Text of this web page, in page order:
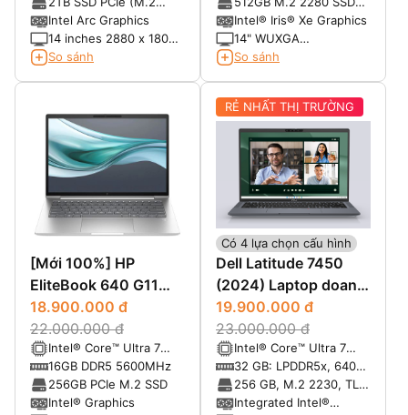
GHz
2280)
Intel Arc Graphics
14 inches 2880 x 1800
pixels Tấm nền Oled
So sánh
upgradable
PCIe® NVMe®, PCIe®
4.0
Intel® Iris® Xe Graphics
14" WUXGA
(1920x1200), Multi-
1000:1, 100% sRGB
So sánh
[Mới 100%] HP
EliteBook 640 G11
(2024)
18.900.000 đ
22.000.000 đ
Intel® Core™ Ultra 7
155U vPro (12-Core,
14-Thread, 12MB
Cache, up to 4.8GHz
16GB DDR5 5600MHz
256GB PCIe M.2 SSD
Intel® Graphics
Có 4 lựa chọn cấu hình
RẺ NHẤT THỊ TRƯỜNG
Dell Latitude 7450
(2024) Laptop doanh
nhân cao cấp
19.900.000 đ
23.000.000 đ
Intel® Core™ Ultra 7
165U, vPRO (12MB
cache, 12 cores, 14
threads, up to 4.9 GHz
32 GB: LPDDR5x, 6400
MT/s (onboard)
256 GB, M.2 2230, TLC
PCIe Gen 4 NVMe, SSD
Integrated Intel®